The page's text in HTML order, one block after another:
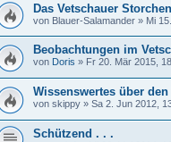
Das Vetschauer
von Blauer-Salamander » Mi
Beobachtungen im
von Doris » Fr 20. Mär 2015,
Wissenswertes über
von skippy » Sa 2. Jun 2012,
Schützend . . .